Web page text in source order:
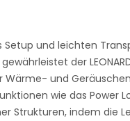
und leichten
der
und
wie das Power
Strukturen, indem die